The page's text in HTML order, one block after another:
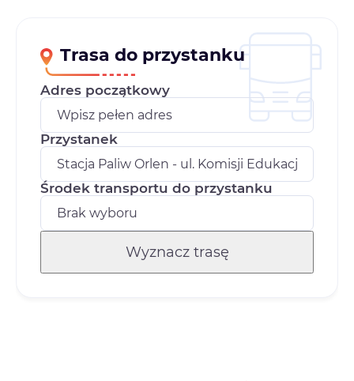
Trasa do przystanku
Adres początkowy
Przystanek
Środek transportu do przystanku
Wyznacz trasę